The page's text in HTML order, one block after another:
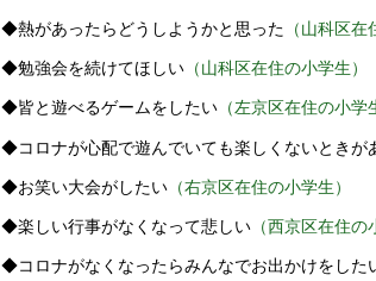
◆熱があったらどうしようかと思った （山科区在
◆勉強会を続けてほしい （山科区在住の小学生）
◆皆と遊べるゲームをしたい （左京区在住の小学
◆コロナが心配で遊んでいても楽しくないときが
◆お笑い大会がしたい （右京区在住の小学生）
◆楽しい行事がなくなって悲しい （西京区在住の
◆コロナがなくなったらみんなでお出かけをした